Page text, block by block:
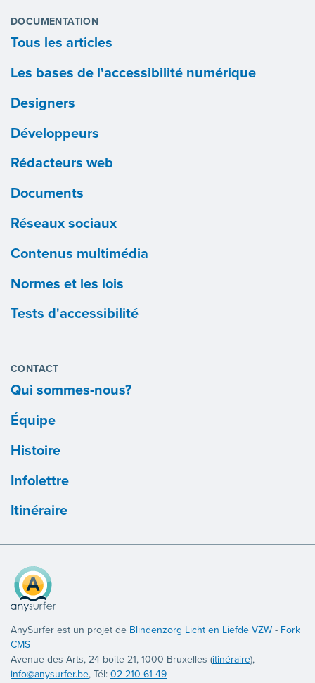
DOCUMENTATION
Tous les articles
Les bases de l'accessibilité numérique
Designers
Développeurs
Rédacteurs web
Documents
Réseaux sociaux
Contenus multimédia
Normes et les lois
Tests d'accessibilité
CONTACT
Qui sommes-nous?
Équipe
Histoire
Infolettre
Itinéraire
AnySurfer est un projet de Blindenzorg Licht en Liefde VZW - Fork
CMS
Avenue des Arts, 24 boite 21, 1000 Bruxelles (itinéraire),
info@anysurfer.be, Tél: 02-210 61 49